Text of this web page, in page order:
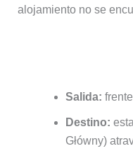
alojamiento no se
Salida:
Destino:
Główny)